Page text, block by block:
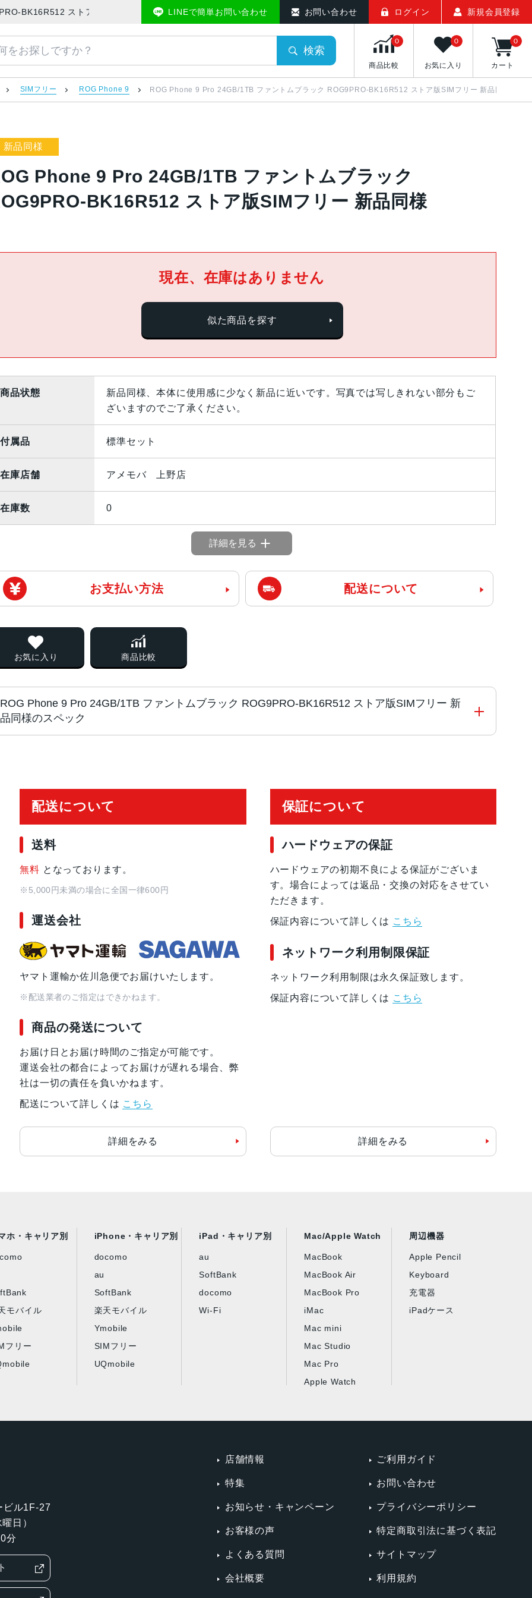
BK16R512 ストア版SIMフリー 新品同様 | 中古スマホ販売のアメモバマーケット
LINEで簡単お問い合わせ お問い合わせ ログイン 新規会員登録
検索
商品比較
0
お気に入り
0
カート
0
SIMフリー ROG Phone 9 ROG Phone 9 Pro 24GB/1TB ファントムブラック ROG9PRO-BK16R512 ストア版SIMフリー 新品同様
新品同様
Phone 9 Pro 24GB/1TB ファントムブラック
BK16R512 ストア版SIMフリー 新品同様
現在、在庫はありません
似た商品を探す
商品状態
新品同様、本体に使用感に少なく新品に近いです。写真では写しきれない部分もご
ざいますのでご了承ください。
付属品 標準セット
在庫店舗 アメモバ 上野店
在庫数 0
詳細を見る
お支払い方法 配送について
お気に入り 商品比較
ROG Phone 9 Pro 24GB/1TB ファントムブラック ROG9PRO-BK16R512 ストア版SIMフリー 新
品同様のスペック
ストレージ 256GB
バッテリー容量 5800mAh
画面サイズ
超広角：1300万画素
マクロ：500万画素
インカメラ 3200万画素
本体サイズ 高さ163.8 × 幅77 × 奥行き8.9mm
認証機能 指紋認証/顔認証
配送について
送料
無料 となっております。
※5,000円未満の場合に全国一律600円
運送会社
ヤマト運輸か佐川急便でお届けいたします。
※配送業者のご指定はできかねます。
商品の発送について
お届け日とお届け時間のご指定が可能です。
運送会社の都合によってお届けが遅れる場合、弊
社は一切の責任を負いかねます。
配送について詳しくは こちら
詳細をみる
保証について
ハードウェアの保証
ハードウェアの初期不良による保証がございま
す。場合によっては返品・交換の対応をさせてい
ただきます。
保証内容について詳しくは こちら
ネットワーク利用制限保証
ネットワーク利用制限は永久保証致します。
保証内容について詳しくは こちら
詳細をみる
ホ・キャリア別
モバイル
フリー
iPhone・キャリア別
docomo
au
SoftBank
楽天モバイル
Ymobile
SIMフリー
UQmobile
iPad・キャリア別
au
SoftBank
docomo
Wi-Fi
Mac/Apple Watch
MacBook
MacBook Air
MacBook Pro
iMac
Mac mini
Mac Studio
Mac Pro
Apple Watch
周辺機器
Apple Pencil
Keyboard
充電器
iPadケース
ビル1F-27
日）
分
店舗情報
特集
お知らせ・キャンペーン
お客様の声
よくある質問
会社概要
ご利用ガイド
お問い合わせ
プライバシーポリシー
特定商取引法に基づく表記
サイトマップ
利用規約